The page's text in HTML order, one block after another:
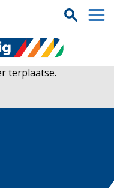
terplaatse.